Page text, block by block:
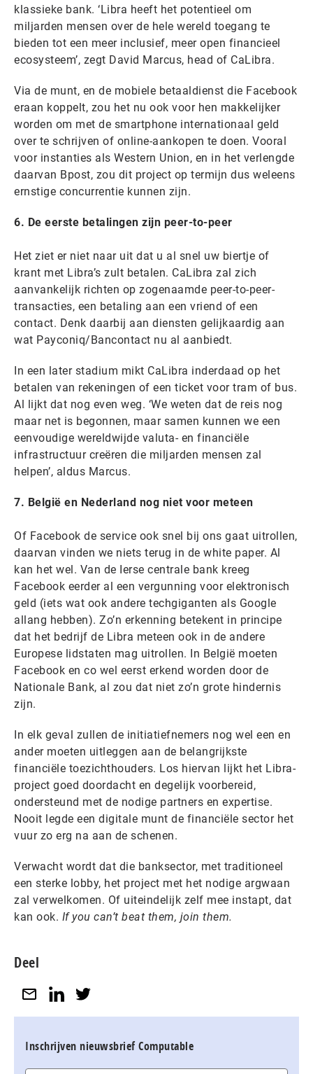
klassieke bank. ‘Libra heeft het potentieel om
miljarden mensen over de hele wereld toegang te
bieden tot een meer inclusief, meer open financieel
ecosysteem’, zegt David Marcus, head of CaLibra.
Via de munt, en de mobiele betaaldienst die Facebook
eraan koppelt, zou het nu ook voor hen makkelijker
worden om met de smartphone internationaal geld
over te schrijven of online-aankopen te doen. Vooral
voor instanties als Western Union, en in het verlengde
daarvan Bpost, zou dit project op termijn dus weleens
ernstige concurrentie kunnen zijn.
6. De eerste betalingen zijn peer-to-peer
Het ziet er niet naar uit dat u al snel uw biertje of
krant met Libra’s zult betalen. CaLibra zal zich
aanvankelijk richten op zogenaamde peer-to-peer-
transacties, een betaling aan een vriend of een
contact. Denk daarbij aan diensten gelijkaardig aan
wat Payconiq/Bancontact nu al aanbiedt.
In een later stadium mikt CaLibra inderdaad op het
betalen van rekeningen of een ticket voor tram of bus.
Al lijkt dat nog even weg. ‘We weten dat de reis nog
maar net is begonnen, maar samen kunnen we een ​​
eenvoudige wereldwijde valuta- en financiële
infrastructuur creëren die miljarden mensen zal
helpen’, aldus Marcus.
7. België en Nederland nog niet voor meteen
Of Facebook de service ook snel bij ons gaat uitrollen,
daarvan vinden we niets terug in de white paper. Al
kan het wel. Van de Ierse centrale bank kreeg
Facebook eerder al een vergunning voor elektronisch
geld (iets wat ook andere techgiganten als Google
allang hebben). Zo’n erkenning betekent in principe
dat het bedrijf de Libra meteen ook in de andere
Europese lidstaten mag uitrollen. In België moeten
Facebook en co wel eerst erkend worden door de
Nationale Bank, al zou dat niet zo’n grote hindernis
zijn.
In elk geval zullen de initiatiefnemers nog wel een en
ander moeten uitleggen aan de belangrijkste
financiële toezichthouders. Los hiervan lijkt het Libra-
project goed doordacht en degelijk voorbereid,
ondersteund met de nodige partners en expertise.
Nooit legde een digitale munt de financiële sector het
vuur zo erg na aan de schenen.
Verwacht wordt dat die banksector, met traditioneel
een sterke lobby, het project met het nodige argwaan
zal verwelkomen. Of uiteindelijk zelf mee instapt, dat
kan ook. If you can’t beat them, join them.
Deel
Inschrijven nieuwsbrief Computable